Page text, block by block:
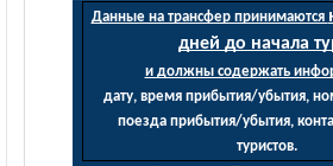
Данные на трансфер принимаются
дней до начала
и должны содержать
дату, время прибытия/убытия,
поезда прибытия/убытия,
туристов.